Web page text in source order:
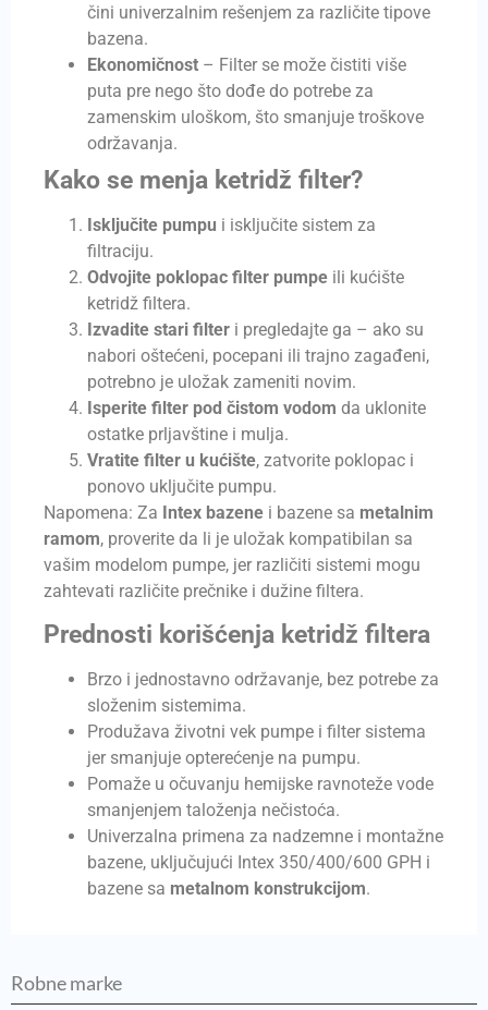
čini univerzalnim rešenjem za različite tipove
bazena.
Ekonomičnost – Filter se može čistiti više
puta pre nego što dođe do potrebe za
zamenskim uloškom, što smanjuje troškove
održavanja.
Kako se menja ketridž filter?
Isključite pumpu i isključite sistem za
filtraciju.
Odvojite poklopac filter pumpe ili kućište
ketridž filtera.
Izvadite stari filter i pregledajte ga – ako su
nabori oštećeni, pocepani ili trajno zagađeni,
potrebno je uložak zameniti novim.
Isperite filter pod čistom vodom da uklonite
ostatke prljavštine i mulja.
Vratite filter u kućište, zatvorite poklopac i
ponovo uključite pumpu.
Napomena: Za Intex bazene i bazene sa metalnim
ramom, proverite da li je uložak kompatibilan sa
vašim modelom pumpe, jer različiti sistemi mogu
zahtevati različite prečnike i dužine filtera.
Prednosti korišćenja ketridž filtera
Brzo i jednostavno održavanje, bez potrebe za
složenim sistemima.
Produžava životni vek pumpe i filter sistema
jer smanjuje opterećenje na pumpu.
Pomaže u očuvanju hemijske ravnoteže vode
smanjenjem taloženja nečistoća.
Univerzalna primena za nadzemne i montažne
bazene, uključujući Intex 350/400/600 GPH i
bazene sa metalnom konstrukcijom.
Robne marke